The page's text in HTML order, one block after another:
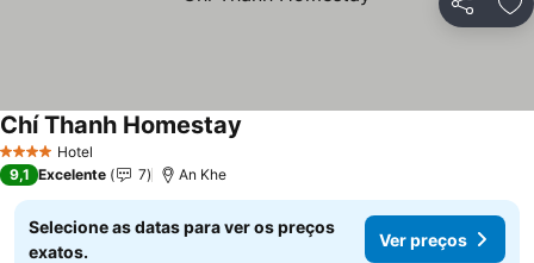
Partilhar
4 EstrelasHotel
Chí Thanh Homestay
9,1 Excelente 7 An Khe
Selecione as datas para ver os preços
exatos.
Ver preços